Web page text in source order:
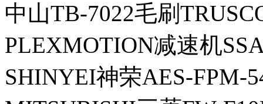
中山TB-7022毛刷
PLEXMOTION减速机
SHINYEI神荣AES-FPM-